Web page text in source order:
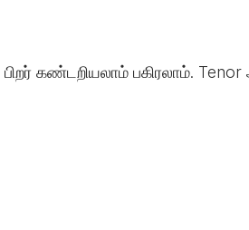
கண்டறியலாம் பகிரலாம்.